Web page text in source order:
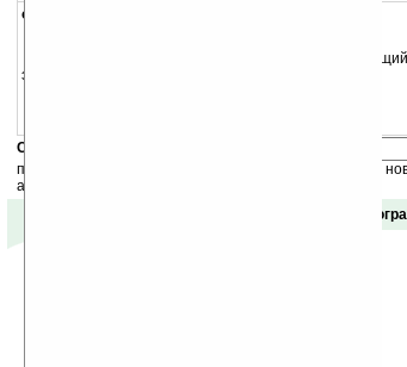
описание:
Quick Memo for PokeP — плагин,
экране Today.
Скоро
получайте ежедневный или еженедельный дайджест
акций сайта на ваш почтовый ящик.
Отзывы о